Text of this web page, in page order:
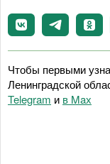
Чтобы первыми
Ленинградской
Telegram и в Maх